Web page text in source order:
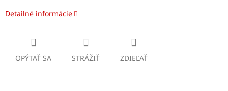
Detailné informácie
OPÝTAŤ SA STRÁŽIŤ ZDIEĽAŤ